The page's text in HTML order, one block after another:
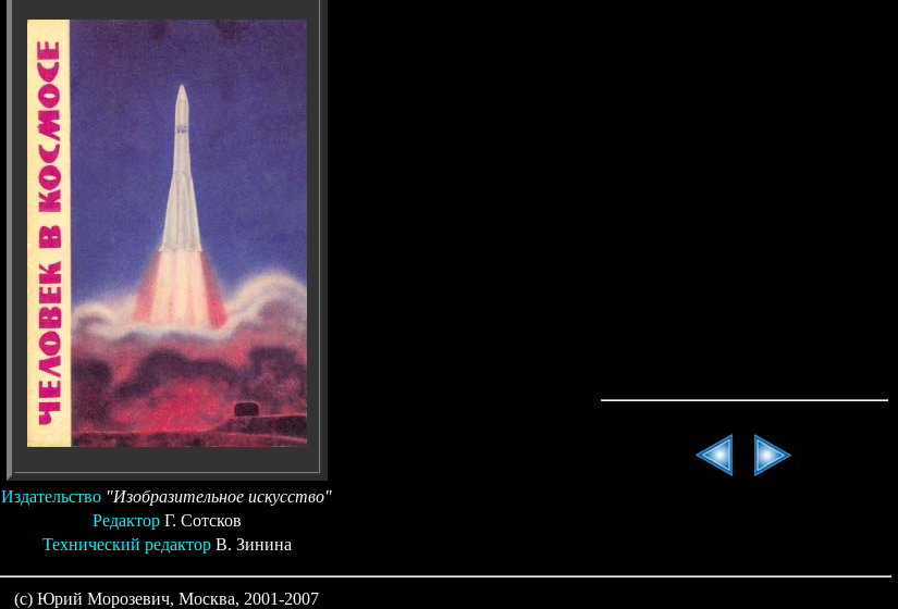
Издательство "Изобразительное искусство"
Редактор Г. Сотсков
Технический редактор В. Зинина
(c) Юрий Морозевич, Москва, 2001-2007